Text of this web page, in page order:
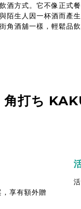
酒方式。它不像正
生人因一杯酒而產生
酒舖一樣，輕鬆品
角打ち
享有額外贈